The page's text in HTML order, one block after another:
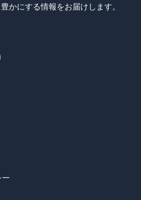
かにする情報をお届けします。